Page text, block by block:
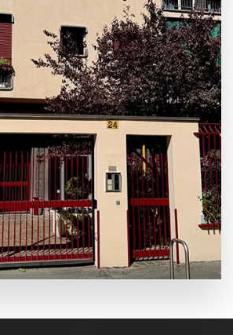
Leaflet|©OpenStreetMap